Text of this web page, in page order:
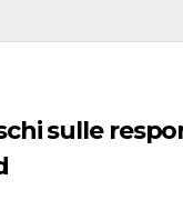
sulle